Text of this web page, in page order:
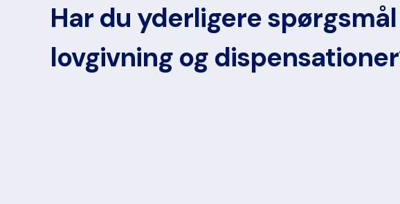
Har du yderligere
lovgivning og